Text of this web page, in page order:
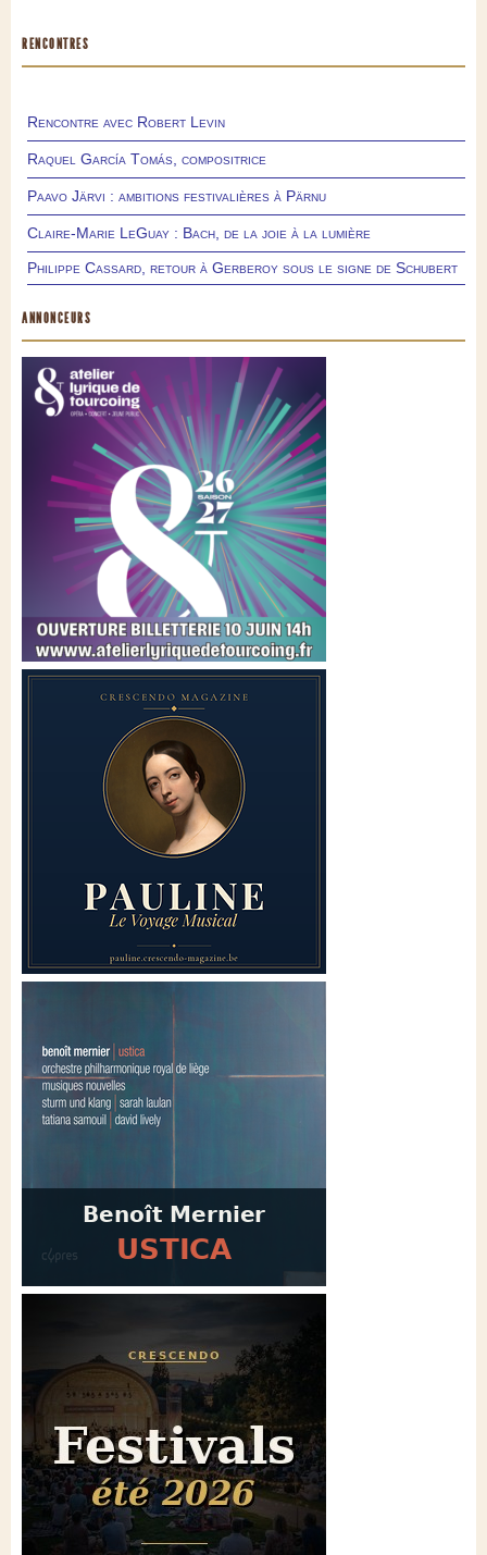
RENCONTRES
Rencontre avec Robert Levin
Raquel García Tomás, compositrice
Paavo Järvi : ambitions festivalières à Pärnu
Claire-Marie LeGuay : Bach, de la joie à la lumière
Philippe Cassard, retour à Gerberoy sous le signe de Schubert
ANNONCEURS